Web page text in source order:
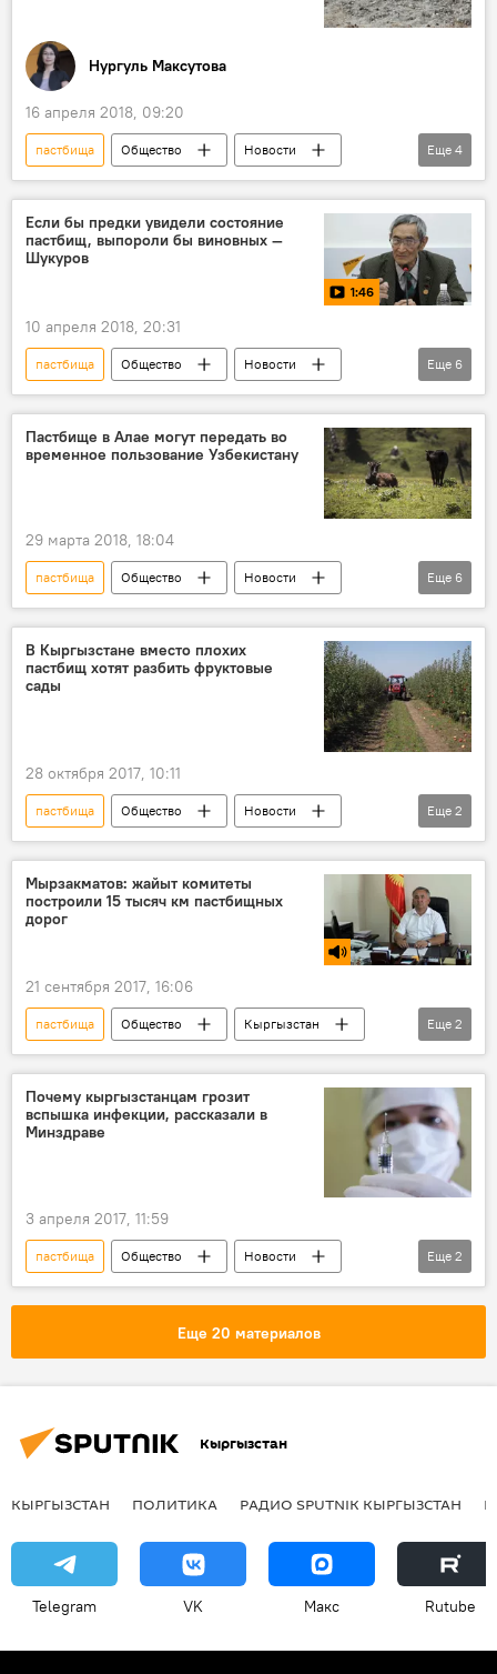
Нургуль Максутова
16 апреля 2018, 09:20
пастбища Общество
Новости
Кыргызстан
Иссык-Кульская область
Госэкотехинспекция
солодка
Еще 4
Если бы предки увидели состояние
пастбищ, выпороли бы виновных —
Шукуров
1:46
10 апреля 2018, 20:31
пастбища Общество
Новости
видео
Кыргызстан
Мультимедиа
Эмиль Шукуров
состояние
Еще 6
Пастбище в Алае могут передать во
временное пользование Узбекистану
29 марта 2018, 18:04
пастбища Общество
Новости
В мире
Кыргызстан
Азия
Узбекистан
граница
Еще 6
В Кыргызстане вместо плохих
пастбищ хотят разбить фруктовые
сады
28 октября 2017, 10:11
пастбища Общество
Новости
Кыргызстан
садоводство
Еще 2
Мырзакматов: жайыт комитеты
построили 15 тысяч км пастбищных
дорог
21 сентября 2017, 16:06
пастбища Общество
Кыргызстан
Радио Sputnik Кыргызстан
грант
Еще 2
Почему кыргызстанцам грозит
вспышка инфекции, рассказали в
Минздраве
3 апреля 2017, 11:59
пастбища Общество
Новости
Кыргызстан
вакцинация
Еще 2
Еще 20 материалов
Кыргызстан
КЫРГЫЗСТАН ПОЛИТИКА РАДИО SPUTNIK КЫРГЫЗСТАН
Telegram VK Макс Rutube